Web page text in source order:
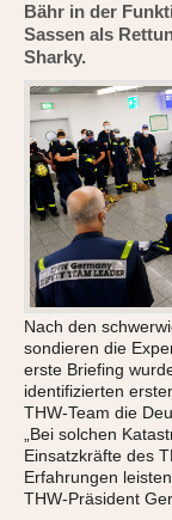
Bähr in der
Sassen als
Sharky.
Nach den
sondieren die
erste Briefing
identifizierten
THW-Team die
„Bei solchen
Einsatzkräfte des
Erfahrungen
THW-Präsident